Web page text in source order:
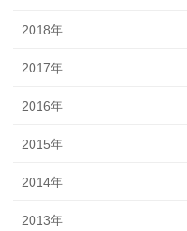
2018年
2017年
2016年
2015年
2014年
2013年